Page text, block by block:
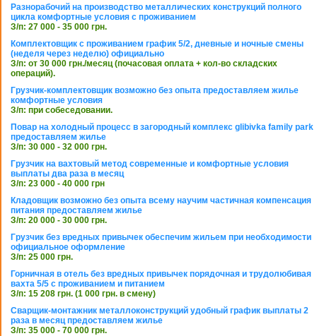
Разнорабочий на производство металлических конструкций полного
цикла комфортные условия с проживанием
З/п: 27 000 - 35 000 грн.
Комплектовщик с проживанием график 5/2, дневные и ночные смены
(неделя через неделю) официально
З/п: от 30 000 грн./месяц (почасовая оплата + кол-во складских
операций).
Грузчик-комплектовщик возможно без опыта предоставляем жилье
комфортные условия
З/п: при собеседовании.
Повар на холодный процесс в загородный комплекс glibivka family park
предоставляем жилье
З/п: 30 000 - 32 000 грн.
Грузчик на вахтовый метод современные и комфортные условия
выплаты два раза в месяц
З/п: 23 000 - 40 000 грн
Кладовщик возможно без опыта всему научим частичная компенсация
питания предоставляем жилье
З/п: 20 000 - 30 000 грн.
Грузчик без вредных привычек обеспечим жильем при необходимости
официальное оформление
З/п: 25 000 грн.
Горничная в отель без вредных привычек порядочная и трудолюбивая
вахта 5/5 с проживанием и питанием
З/п: 15 208 грн. (1 000 грн. в смену)
Сварщик-монтажник металлоконструкций удобный график выплаты 2
раза в месяц предоставляем жилье
З/п: 35 000 - 70 000 грн.